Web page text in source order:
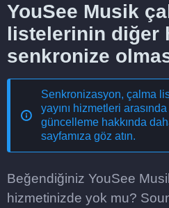
YouSee Musik
listelerinin diğer
senkronize
Senkronizasyon, çalma
yayını hizmetleri
güncelleme hakkında
sayfamıza göz atın.
Beğendiğiniz YouSee
hizmetinizde yok mu?